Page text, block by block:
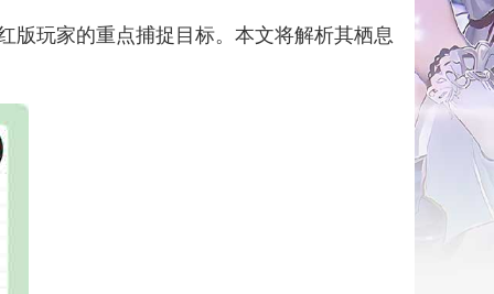
版玩家的重点捕捉目标。本文将解析其栖息